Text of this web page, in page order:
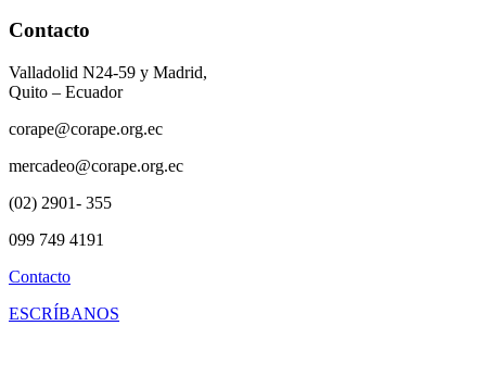
Contacto
Valladolid N24-59 y Madrid,
Quito – Ecuador
corape@corape.org.ec
mercadeo@corape.org.ec
(02) 2901- 355
099 749 4191
Contacto
ESCRÍBANOS